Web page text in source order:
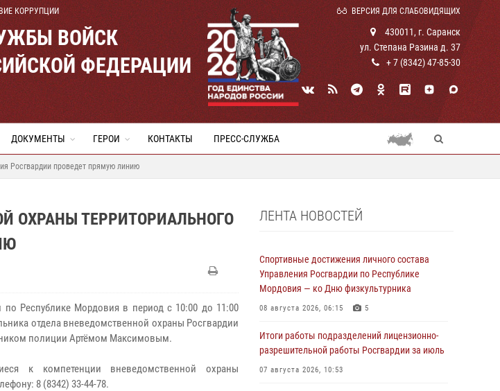
КОРРУПЦИИ ВЕРСИЯ ДЛЯ СЛАБОВИДЯЩИХ
ВОЙСК
ФЕДЕРАЦИИ
430011, г. Саранск
ул. Степана Разина д. 37
+ 7 (8342) 47-85-30
ДОКУМЕНТЫ ГЕРОИ КОНТАКТЫ ПРЕСС-СЛУЖБА
Росгвардии проведет прямую линию
ОХРАНЫ ТЕРРИТОРИАЛЬНОГО
по Республике Мордовия в период с 10:00 до 11:00
отдела вневедомственной охраны Росгвардии
полиции Артёмом Максимовым.
к компетенции вневедомственной охраны
8 (8342) 33-44-78.
ЛЕНТА НОВОСТЕЙ
Спортивные достижения личного состава
Управления Росгвардии по Республике
Мордовия — ко Дню физкультурника
08 августа 2026, 06:15 5
Итоги работы подразделений лицензионно-
разрешительной работы Росгвардии за июль
07 августа 2026, 10:53